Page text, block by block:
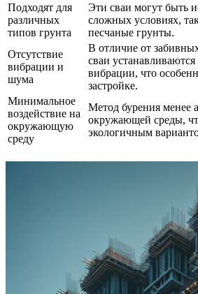
Подходят для
различных
типов грунта
Эти сваи могут быть
сложных условиях,
песчаные грунты.
Отсутствие
вибрации и
шума
В отличие от
сваи
вибрации, что
застройке.
Минимальное
воздействие на
окружающую
среду
Метод бурения менее
окружающей среды,
экологичным